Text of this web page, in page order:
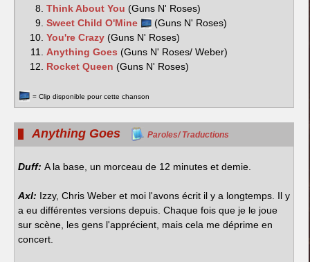
Think About You(Guns N' Roses)
Sweet Child O'Mine
(Guns N' Roses)
You're Crazy(Guns N' Roses)
Anything Goes(Guns N' Roses/ Weber)
Rocket Queen(Guns N' Roses)
= Clip disponible pour cette chanson
Anything Goes Paroles/ Traductions
Duff:A la base, un morceau de 12 minutes et demie.
Axl: Izzy, Chris Weber et moi l'avons écrit il y a longtemps. Il y
a eu différentes versions depuis. Chaque fois que je le joue
sur scène, les gens l'apprécient, mais cela me déprime en
concert.